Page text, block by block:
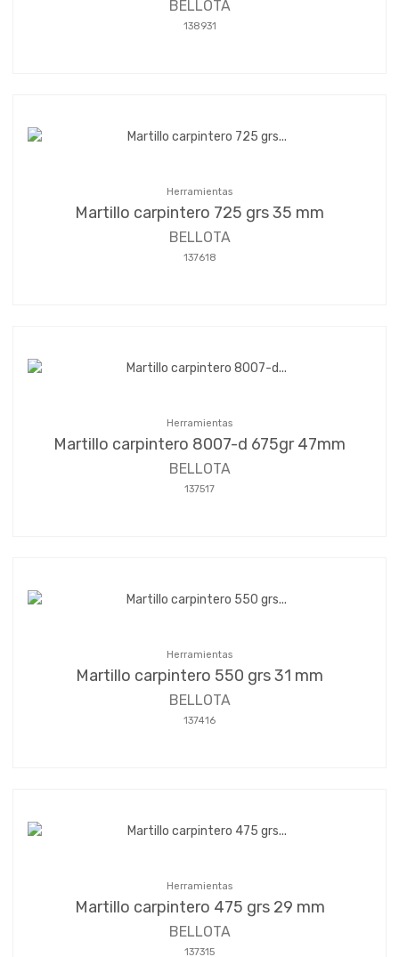
BELLOTA
138931
Herramientas
Martillo carpintero 725 grs 35 mm
BELLOTA
137618
Herramientas
Martillo carpintero 8007-d 675gr 47mm
BELLOTA
137517
Herramientas
Martillo carpintero 550 grs 31 mm
BELLOTA
137416
Herramientas
Martillo carpintero 475 grs 29 mm
BELLOTA
137315